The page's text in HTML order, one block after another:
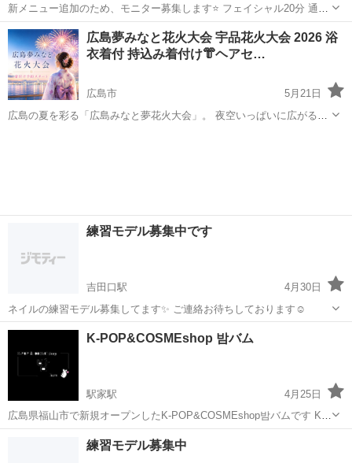
新メニュー追加のため、モニター募集します⭐️ フェイシャル20分 通常
価格3,000円→キャンペーン価格1,500円 ・3回、受けていただける方
・アンケートにお答えいただける方 【こんな方にオススメ】 ・シミ、
しわが気...
広島 広島市 毘沙門台駅 その他
広島夢みなと花火大会 宇品花火大会 2026 浴
衣着付 持込み着付け👘ヘアセ…
広島市
5月21日
広島の夏を彩る「広島みなと夢花火大会」。 夜空いっぱいに広がる花
練習モデル募集中です
吉田口駅
4月30日
ネイルの練習モデル募集してます✨ ご連絡お待ちしております☺️
広島 安芸高田市
K-POP&COSMEshop 밤バム
駅家駅
4月25日
広島県福山市で新規オープンしたK-POP&COSMEshop밤バムです K－
POPアーティストのグッズやCD、DVD、サインステッカーや ペンラ
イト、フォトカード等のグッズに加えて、韓国で人気の 食品や、韓国
駅家駅 美容
練習モデル募集中